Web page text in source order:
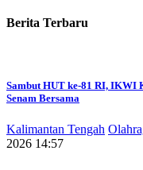
Berita Terbaru
Sambut HUT ke-81 RI, IKWI
Senam Bersama
Kalimantan Tengah
2026 14:57